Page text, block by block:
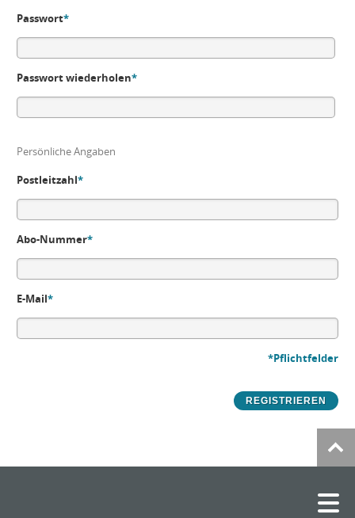
Passwort*
Passwort wiederholen*
Persönliche Angaben
Postleitzahl*
Abo-Nummer*
E-Mail*
*Pflichtfelder